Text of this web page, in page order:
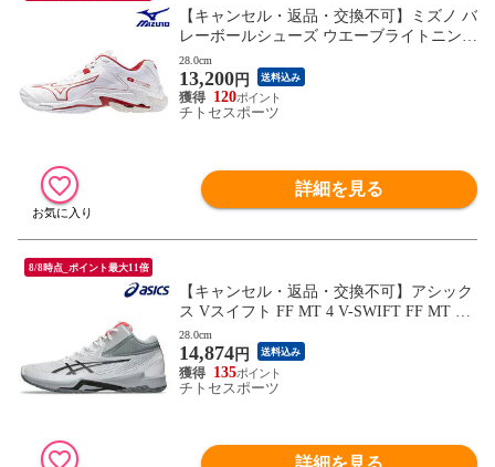
【キャンセル・返品・交換不可】ミズノ バ
レーボールシューズ ウエーブライトニング
Z8 V1GA240060 ユニセックス 2024AW RF
CL
28.0cm
13,200円 送料込み
120
チトセスポーツ
詳細を見る
8/8時点_ポイント最大11倍
【キャンセル・返品・交換不可】アシック
ス Vスイフト FF MT 4 V-SWIFT FF MT 4 1
053A064-102 ユニセックス 2025SS バレー
ボール RFCL
28.0cm
14,874円 送料込み
135
チトセスポーツ